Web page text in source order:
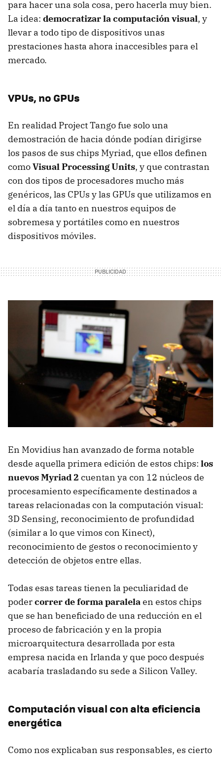
para hacer una sola cosa, pero hacerla muy bien.
La idea: democratizar la computación visual, y
llevar a todo tipo de dispositivos unas
prestaciones hasta ahora inaccesibles para el
mercado.
VPUs, no GPUs
En realidad Project Tango fue solo una
demostración de hacia dónde podían dirigirse
los pasos de sus chips Myriad, que ellos definen
comoVisual Processing Units, y que contrastan
con dos tipos de procesadores mucho más
genéricos, las CPUs y las GPUs que utilizamos en
el día a día tanto en nuestros equipos de
sobremesa y portátiles como en nuestros
dispositivos móviles.
En Movidius han avanzado de forma notable
desde aquella primera edición de estos chips: los
nuevos Myriad 2 cuentan ya con 12 núcleos de
procesamiento específicamente destinados a
tareas relacionadas con la computación visual:
3D Sensing, reconocimiento de profundidad
(similar a lo que vimos con Kinect),
reconocimiento de gestos o reconocimiento y
detección de objetos entre ellas.
Todas esas tareas tienen la peculiaridad de
podercorrer de forma paralela en estos chips
que se han beneficiado de una reducción en el
proceso de fabricación y en la propia
microarquitectura desarrollada por esta
empresa nacida en Irlanda y que poco después
acabaría trasladando su sede a Silicon Valley.
Computación visual con alta eficiencia
energética
Como nos explicaban sus responsables, es cierto